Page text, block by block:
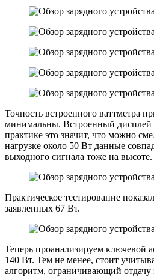
Точность встроенного ваттметра
минимальны. Встроенный дисплей
практике это значит, что можно
нагрузке около 50 Вт данные
выходного сигнала тоже на
Практическое тестирование
заявленных 67 Вт.
Теперь проанализируем ключевой
140 Вт. Тем не менее, стоит
алгоритм, ограничивающий отдачу